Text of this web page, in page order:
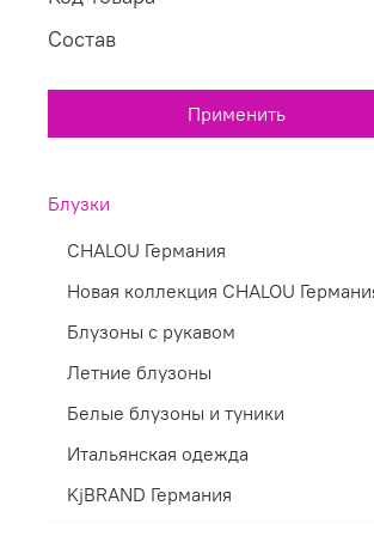
Состав
Применить
Блузки
CHALOU Германия
Новая коллекция CHALOU
Блузоны с рукавом
Летние блузоны
Белые блузоны и туники
Итальянская одежда
KjBRAND Германия